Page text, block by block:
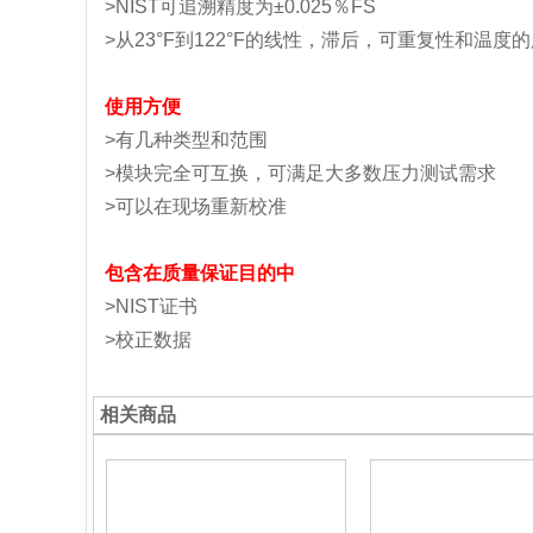
>NIST可追溯精度为±0.025％FS
>从23°F到122°F的线性，滞后，可重复性和温度
使用方便
>有几种类型和范围
>模块完全可互换，可满足大多数压力测试需求
>可以在现场重新校准
包含在质量保证目的中
>NIST证书
>校正数据
相关商品